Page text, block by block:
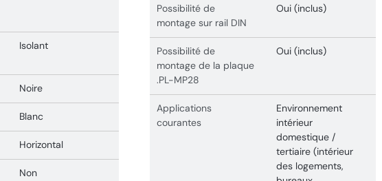
Isolant
Noire
Blanc
Horizontal
Non
Possibilité de
montage sur rail DIN
Oui (inclus)
Possibilité de
montage de la plaque
.PL-MP28
Oui (inclus)
Applications
courantes
Environnement
intérieur
domestique /
tertiaire (intérieur
des logements,